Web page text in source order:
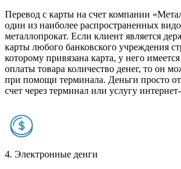
Перевод с карты на счет компании
один из наиболее распространенных
металлопрокат. Если клиент является
карты любого банковского учреждения
которому привязана карта, у него
оплаты товара количество денег, то он
при помощи терминала. Деньги просто
счет через терминал или услугу
4. Электронные денги